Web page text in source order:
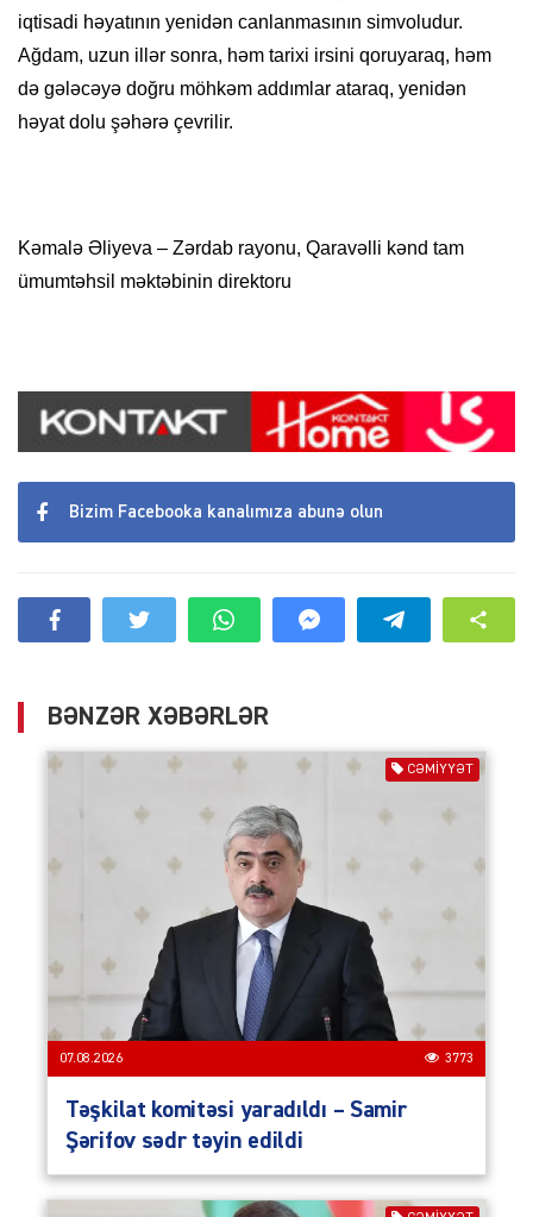
iqtisadi həyatının yenidən canlanmasının simvoludur.
Ağdam, uzun illər sonra, həm tarixi irsini qoruyaraq, həm
də gələcəyə doğru möhkəm addımlar ataraq, yenidən
həyat dolu şəhərə çevrilir.
Kəmalə Əliyeva – Zərdab rayonu, Qaravəlli kənd tam
ümumtəhsil məktəbinin direktoru
Bizim Facebooka kanalımıza abunə olun
BƏNZƏR XƏBƏRLƏR
CƏMIYYƏT
07.08.2026 3773
Təşkilat komitəsi yaradıldı – Samir
Şərifov sədr təyin edildi